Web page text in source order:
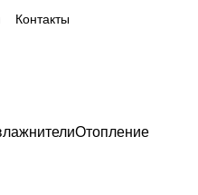
Контакты
Отопление